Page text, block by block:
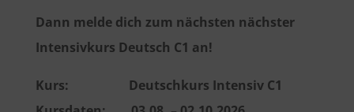
Dann melde dich zum nächsten nächster
Intensivkurs Deutsch C1 an!
Kurs: Deutschkurs Intensiv C1